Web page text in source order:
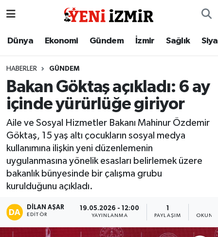
Dünya Ekonomi Gündem İzmir Sağlık
HABERLER GÜNDEM
Bakan Göktaş açıkladı: 6 ay
içinde yürürlüğe giriyor
Aile ve Sosyal Hizmetler Bakanı Mahinur Özdemir
Göktaş, 15 yaş altı çocukların sosyal medya
kullanımına ilişkin yeni düzenlemenin
uygulanmasına yönelik esasları belirlemek üzere
bakanlık bünyesinde bir çalışma grubu
kurulduğunu açıkladı.
DILAN AŞAR
EDITÖR
19.05.2026 - 12:00
YAYINLANMA PAYLAŞIM
Dünya
Gündem
İzmir
Sağlık
Siyaset
Magazin
Resmi İlanlar
İzmir Nöbetçi Eczaneler
İzmir Namaz Vakitleri
İzmir Trafik Yoğunluk Haritası
Süper Lig Puan Durumu ve Fikstür
Tüm Manşetler
Son Dakika Haberleri
Haber Arşivi